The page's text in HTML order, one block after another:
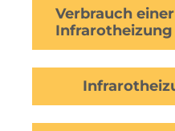
Verbrauch einer